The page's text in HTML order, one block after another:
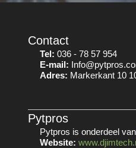
Contact
Tel: 036 - 78 57 954
E-mail:
Adres: Markerkant 10
Pytpros
Pytpros is onderdeel van
Website: